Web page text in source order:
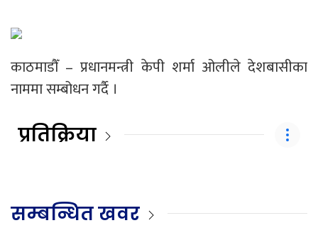
काठमाडौँ – प्रधानमन्त्री केपी शर्मा ओलीले देशबासीका
नाममा सम्बोधन गर्दै ।
प्रतिक्रिया
सम्बन्धित खवर